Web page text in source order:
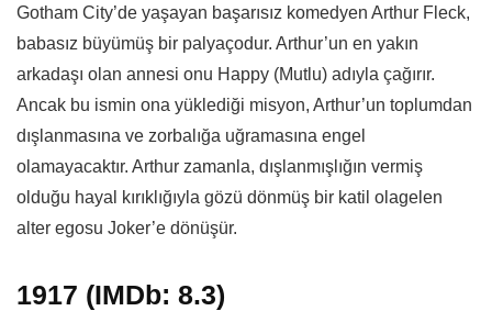
Gotham City’de yaşayan başarısız komedyen Arthur Fleck,
babasız büyümüş bir palyaçodur. Arthur’un en yakın
arkadaşı olan annesi onu Happy (Mutlu) adıyla çağırır.
Ancak bu ismin ona yüklediği misyon, Arthur’un toplumdan
dışlanmasına ve zorbalığa uğramasına engel
olamayacaktır. Arthur zamanla, dışlanmışlığın vermiş
olduğu hayal kırıklığıyla gözü dönmüş bir katil olagelen
alter egosu Joker’e dönüşür.
1917 (IMDb: 8.3)